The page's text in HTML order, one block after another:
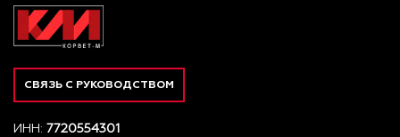
СВЯЗЬ С РУКОВОДСТВОМ
ИНН: 7720554301